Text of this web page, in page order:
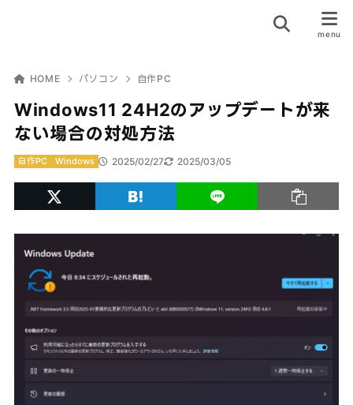
HOME パソコン 自作PC
Windows11 24H2のアップデートが来
ない場合の対処方法
2025/02/27 2025/03/05
自作PC Windows